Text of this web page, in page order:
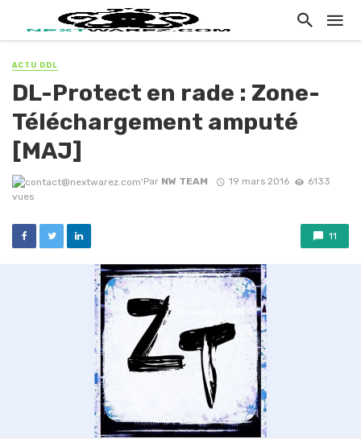
ACTU DDL
DL-Protect en rade : Zone-
Téléchargement amputé
[MAJ]
Par NW TEAM 19 mars 2016
6133
vues
11